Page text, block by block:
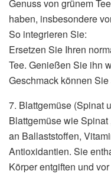
Genuss von grünem
haben, insbesondere
So integrieren Sie:
Ersetzen Sie Ihren
Tee. Genießen Sie ihn
Geschmack können
7. Blattgemüse (Spinat
Blattgemüse wie
an Ballaststoffen,
Antioxidantien. Sie
Körper entgiften und